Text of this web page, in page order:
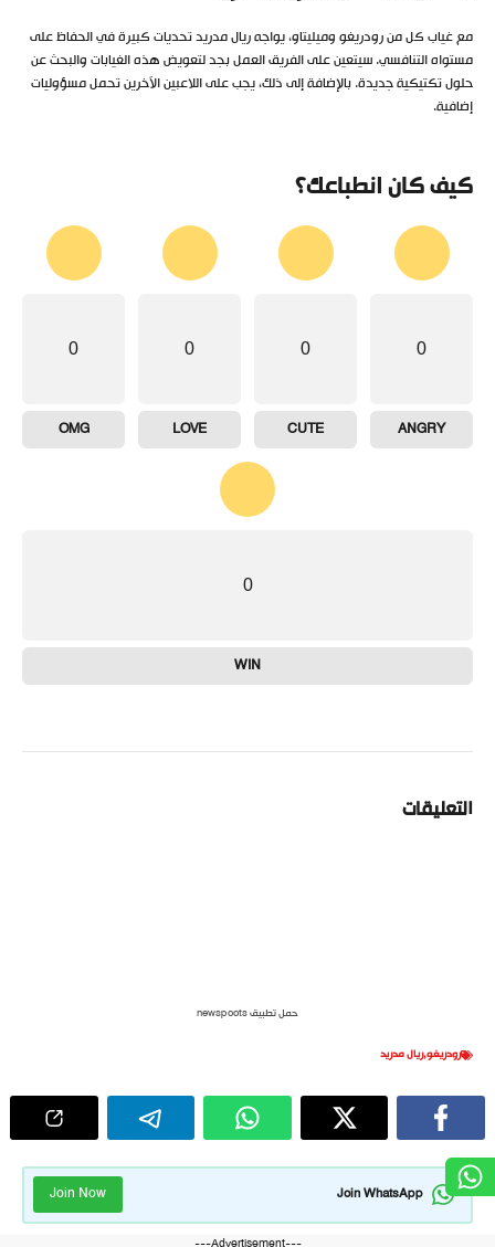
مع غياب كل من رودريغو وميليتاو، يواجه ريال مدريد تحديات كبيرة في الحفاظ على
مستواه التنافسي. سيتعين على الفريق العمل بجد لتعويض هذه الغيابات والبحث عن
حلول تكتيكية جديدة. بالإضافة إلى ذلك، يجب على اللاعبين الآخرين تحمل مسؤوليات
إضافية.
كيف كان انطباعك؟
0
ANGRY
0
CUTE
0
LOVE
0
OMG
0
WIN
التعليقات
حمل تطبيق newspoots
رودريغو,ريال مدريد
Join WhatsApp
Join Now